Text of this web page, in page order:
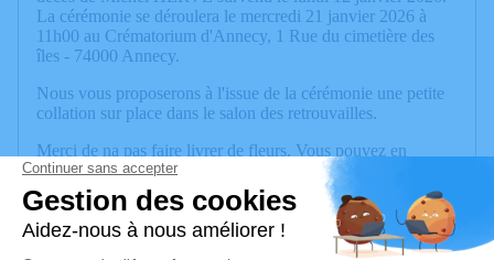
La cérémonie se déroulera le mercredi 21 janvier 2026 à
11h00 au Crématorium d'Annecy, 1 Rue du cimetière des
îles - 74000 Annecy.
Nous vous proposerons à l'issue de la cérémonie une petite
collation sur place dans le salon des retrouvailles.
Merci de na pas faire livrer de fleurs. Vous pouvez en
revanche envoyer des dons à l'association "A chacun son
Everest" (https://www.achacunsoneverest.com) visant à
donner un second souffle aux enfants et femmes malades en
rémission du cancer.